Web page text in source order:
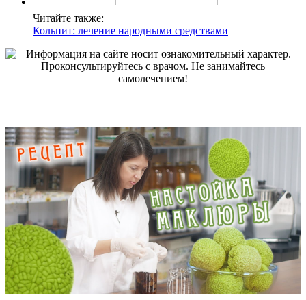
Читайте также:
Кольпит: лечение народными средствами